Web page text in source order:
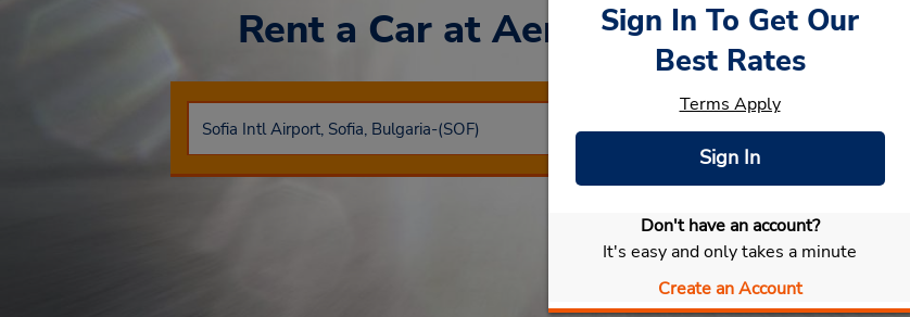
Rent a Car at Aeroporto
Selecionar meu carro
Sign In To Get Our
Best Rates
Terms Apply
Sign In
Don't have an account?
It's easy and only takes a minute
Create an Account